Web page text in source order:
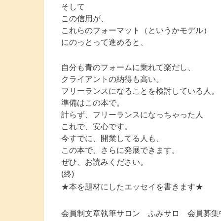
そして
この信用が、
これらのフォーマット（というかモデル）
にのっとって進めると、
自分も青のフォームに乗れて楽だし、
クライアントの納得も高い。
フリーランスになることを検討している人。
準備はこの本で。
計らず、フリーランスになっちゃった人
これで、安心です。
今すでに、開業してる人も、
この本で、さらに発展できます。
ぜひ、お読みください。
(終)
★本を題材にしたエッセイを書きます★
会員制文章執筆サロン ふみサロ 会員募集